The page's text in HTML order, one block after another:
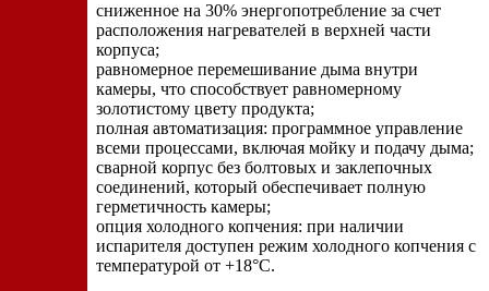
сниженное на 30% энергопотребление за счет
расположения нагревателей в верхней части
корпуса;
равномерное перемешивание дыма внутри
камеры, что способствует равномерному
золотистому цвету продукта;
полная автоматизация: программное управление
всеми процессами, включая мойку и подачу дыма;
сварной корпус без болтовых и заклепочных
соединений, который обеспечивает полную
герметичность камеры;
опция холодного копчения: при наличии
испарителя доступен режим холодного копчения с
температурой от +18°C.